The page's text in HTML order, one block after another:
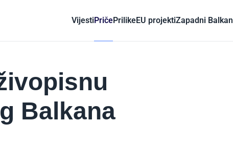
VijestiPričePrilikeEU projektiZapadni Balkan
Balkana